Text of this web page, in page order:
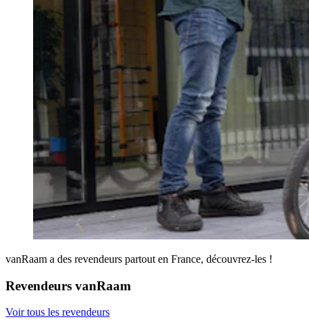
vanRaam a des revendeurs partout en France, découvrez-les !
Revendeurs vanRaam
Voir tous les revendeurs